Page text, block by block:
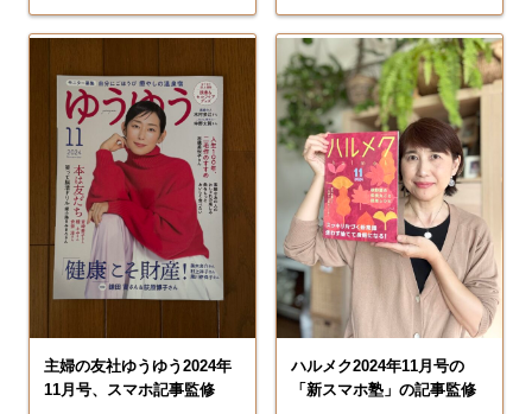
主婦の友社ゆうゆう2024年
11月号、スマホ記事監修
ハルメク2024年11月号の
「新スマホ塾」の記事監修